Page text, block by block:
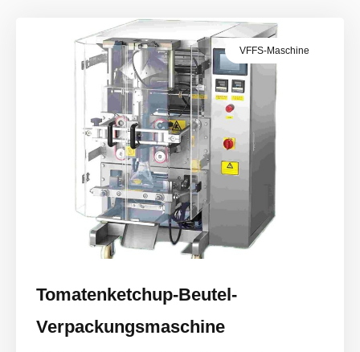
VFFS-Maschine
Tomatenketchup-Beutel-
Verpackungsmaschine